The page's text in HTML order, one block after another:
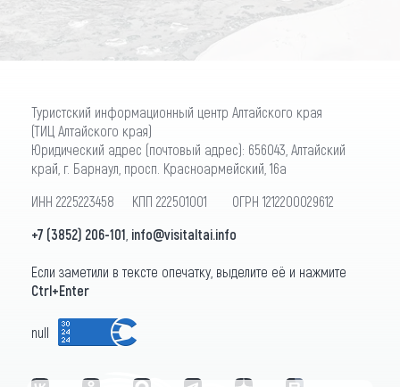
Туристский информационный центр Алтайского края
(ТИЦ Алтайского края)
Юридический адрес (почтовый адрес): 656043, Алтайский
край, г. Барнаул, просп. Красноармейский, 16а
ИНН 2225223458 КПП 222501001 ОГРН 1212200029612
+7 (3852) 206-101 info@visitaltai.info
Если заметили в тексте опечатку, выделите её и нажмите
Ctrl+Enter
null